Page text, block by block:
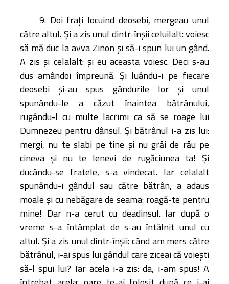
9. Doi fraţi locuind deosebi, mergeau unul
către altul. Şi a zis unul dintr-înşii celuilalt: voiesc
să mă duc la avva Zinon şi să-i spun lui un gând.
A zis şi celalalt: şi eu aceasta voiesc. Deci s-au
dus amândoi împreună. Şi luându-i pe fiecare
deosebi şi-au spus gândurile lor şi unul
spunându-le a căzut înaintea bătrânului,
rugându-l cu multe lacrimi ca să se roage lui
Dumnezeu pentru dânsul. Şi bătrânul i-a zis lui:
mergi, nu te slabi pe tine şi nu grăi de rău pe
cineva şi nu te lenevi de rugăciunea ta! Şi
ducându-se fratele, s-a vindecat. Iar celalalt
spunându-i gândul sau către bătrân, a adaus
moale şi cu nebăgare de seama: roagă-te pentru
mine! Dar n-a cerut cu deadinsul. Iar după o
vreme s-a întâmplat de s-au întâlnit unul cu
altul. Şi a zis unul dintr-înşii: când am mers către
bătrânul, i-ai spus lui gândul care ziceai că voieşti
să-l spui lui? Iar acela i-a zis: da, i-am spus! A